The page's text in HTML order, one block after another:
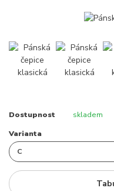
Dostupnost skladem
Varianta